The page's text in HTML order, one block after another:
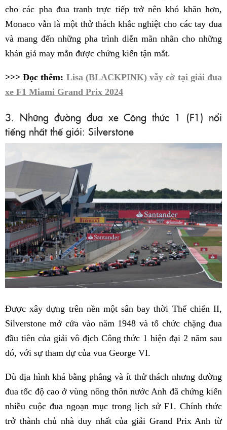
cho các pha đua tranh trực tiếp trở nên khó khăn hơn,
Monaco vẫn là một thử thách khắc nghiệt cho các tay đua
và mang đến những pha trình diễn mãn nhãn cho những
khán giả may mắn được chứng kiến tận mắt.
>>> Đọc thêm: Lisa (BLACKPINK) vẫy cờ tại giải đua
xe F1 Miami Grand Prix 2024
3. Những đường đua xe Công thức 1 (F1) nổi
tiếng nhất thế giới: Silverstone
Được xây dựng trên nền một sân bay thời Thế chiến II,
Silverstone mở cửa vào năm 1948 và tổ chức chặng đua
đầu tiên của giải vô địch Công thức 1 hiện đại 2 năm sau
đó, với sự tham dự của vua George VI.
Dù địa hình khá bằng phẳng và ít thử thách nhưng đường
đua tốc độ cao ở vùng nông thôn nước Anh đã chứng kiến
nhiều cuộc đua ngoạn mục trong lịch sử F1. Chính thức
trở thành chủ nhà duy nhất của giải Grand Prix Anh từ